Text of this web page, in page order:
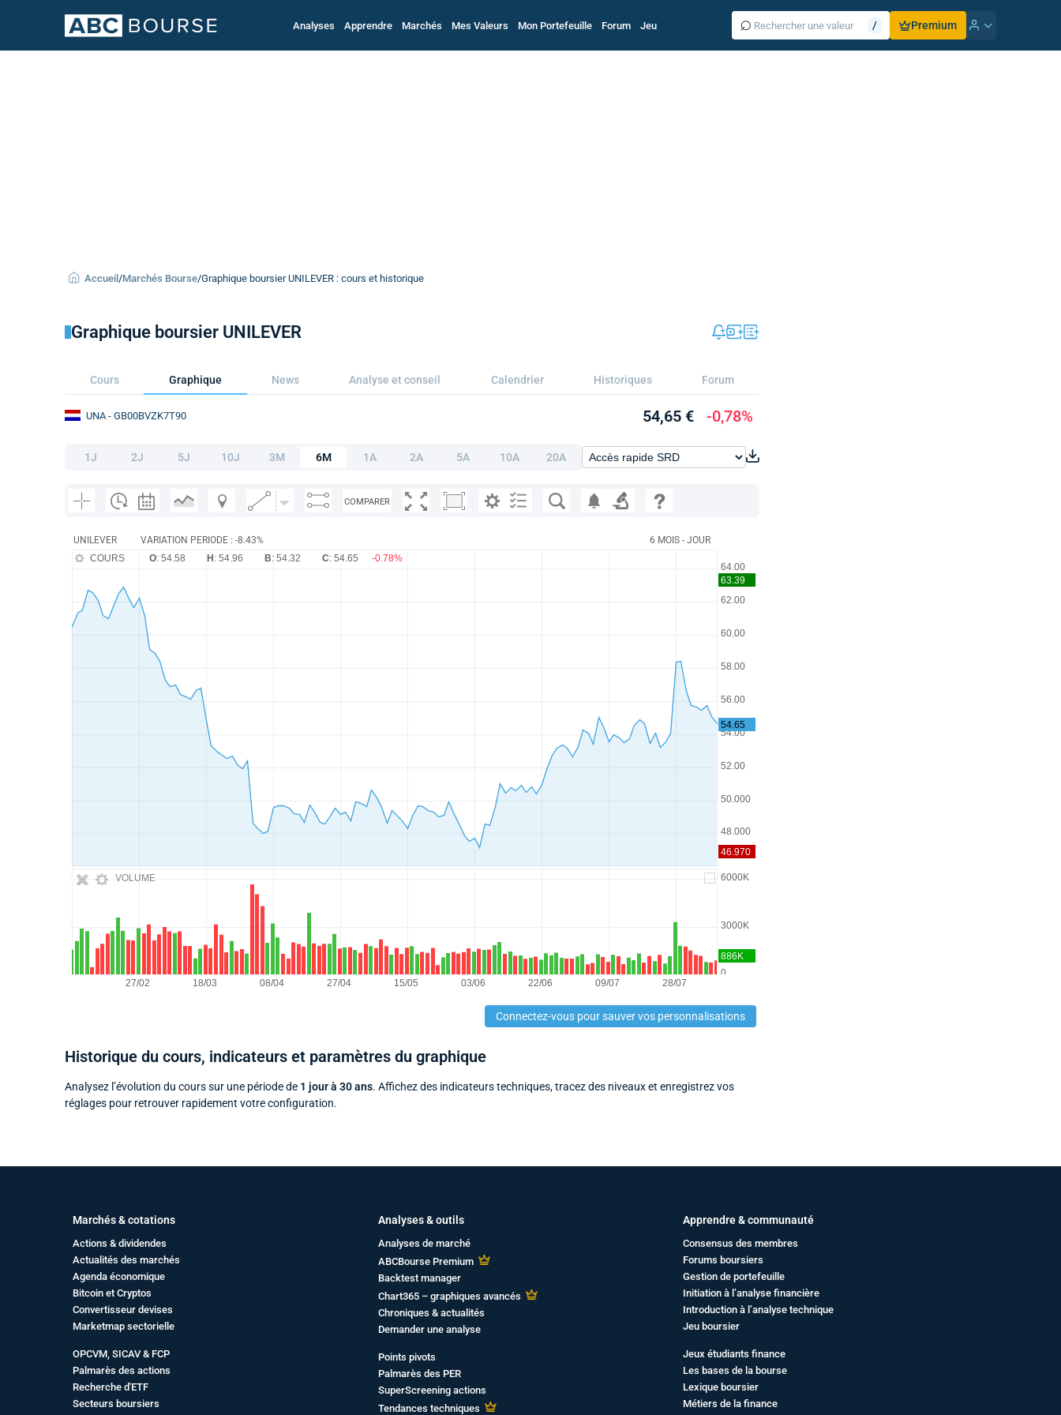
Analyses Apprendre Marchés Mes Valeurs Mon Portefeuille Forum Jeu ⌕ / Premium
Accueil /Marchés Bourse/Graphique boursier UNILEVER : cours et historique
Graphique boursier UNILEVER
Cours Graphique News Analyse et conseil Calendrier Historiques Forum
UNA- GB00BVZK7T90 54,65 € -0,78%
1J 2J 5J 10J 3M 6M 1A 2A 5A 10A 20A
COMPARER
UNILEVER VARIATION PERIODE : -8.43% 6 MOIS - JOUR
VOLUME
COURS O: 54.58 H : 54.96 B: 54.32 C: 54.65 -0.78%
Connectez-vous pour sauver vos personnalisations
Historique du cours, indicateurs et paramètres du graphique
Analysez l’évolution du cours sur une période de 1 jour à 30 ans. Affichez des indicateurs techniques, tracez des niveaux et enregistrez vos
réglages pour retrouver rapidement votre configuration.
Marchés & cotations
Actions & dividendes
Actualités des marchés
Agenda économique
Bitcoin et Cryptos
Convertisseur devises
Marketmap sectorielle
OPCVM, SICAV & FCP
Palmarès des actions
Recherche d'ETF
Secteurs boursiers
Analyses & outils
Analyses de marché
ABCBourse Premium
Backtest manager
Chart365 – graphiques avancés
Chroniques & actualités
Demander une analyse
Points pivots
Palmarès des PER
SuperScreening actions
Tendances techniques
Apprendre & communauté
Consensus des membres
Forums boursiers
Gestion de portefeuille
Initiation à l’analyse financière
Introduction à l’analyse technique
Jeu boursier
Jeux étudiants finance
Les bases de la bourse
Lexique boursier
Métiers de la finance